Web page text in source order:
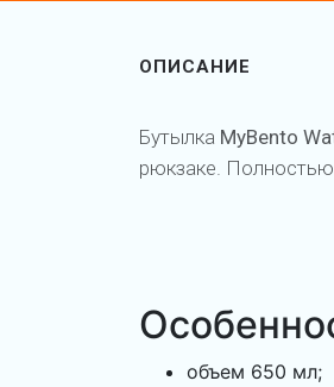
ОПИСАНИЕ
Бутылка MyBento
рюкзаке.
объем 650 мл;